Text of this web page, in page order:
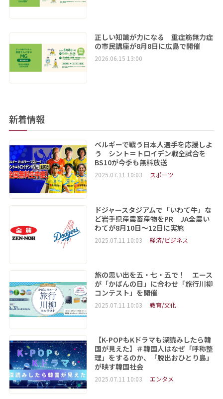
正しい知識が力になる 重症筋無力症
の市民講座が8月8日に広島で開催
2026.06.15 13:00
新着情報
ベルギーで戦う日本人選手を応援しよ
う シント＝トロイデン戦全試合を
BS10が今季も無料放送
2025.07.11 10:03 スポーツ
ドジャースタジアムで「いわて牛」な
ど岩手県産農畜産物をPR JA全農い
わてが8月10日～12日に実施
2025.07.11 10:03 経済/ビジネス
旅の思い出を五・七・五で！ エース
が「かばんの日」に合わせ「旅行川柳
コンテスト」を開催
2025.07.11 10:03 教育/文化
【K-POPもKドラマも深読みしたら韓
国が見えた】＃韓国人はなぜ「呼称整
理」をするのか、「脱出おひとり島」
が映す韓国社会
2025.07.11 10:03 エンタメ